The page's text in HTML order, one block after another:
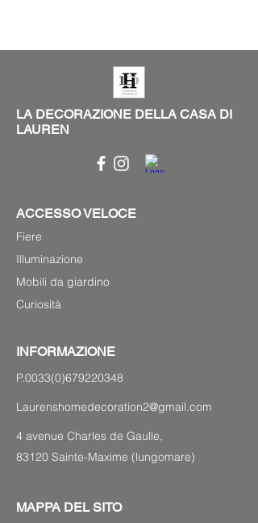
LA DECORAZIONE DELLA CASA DI
LAUREN
ACCESSO VELOCE
Fiere
Illuminazione
Mobili da giardino
Curiosità
INFORMAZIONE
P.0033(0)679220348
Laurenshomedecoration2@gmail.com
4 avenue Charles de Gaulle,
83120 Sainte-Maxime (lungomare)
MAPPA DEL SITO